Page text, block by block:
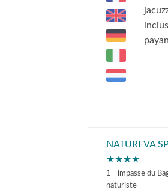
NATUREVA
★★★★
1 - impasse du
naturiste